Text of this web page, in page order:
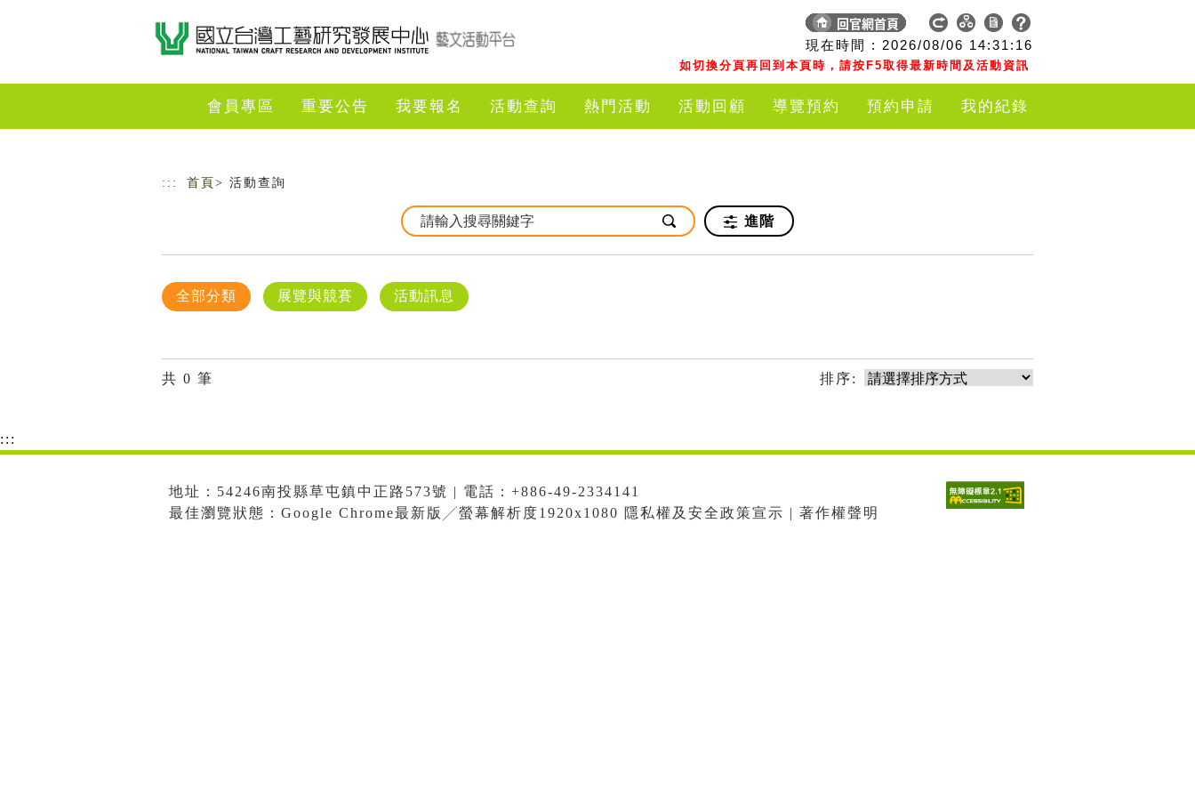
現在時間 : 2026/08/06 14:31:16
如切換分頁再回到本頁時，請按F5取得最新時間及活動資訊
會員專區 重要公告 我要報名 活動查詢 熱門活動 活動回顧 導覽預約 預約申請 我的紀錄
::: 首頁 > 活動查詢
進階
全部分類 展覽與競賽 活動訊息
共 0 筆 排序:
:::
地址：54246南投縣草屯鎮中正路573號 | 電話：+886-49-2334141
最佳瀏覽狀態：Google Chrome最新版╱螢幕解析度1920x1080 隱私權及安全政策宣示 | 著作權聲明